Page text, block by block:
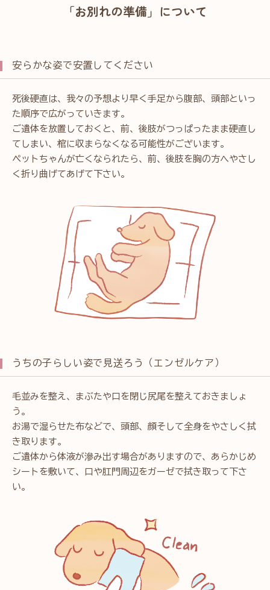
「お別れの準備」について
安らかな姿で安置してください
死後硬直は、我々の予想より早く手足から腹部、頭部といっ
た順序で広がっていきます。
ご遺体を放置しておくと、前、後肢がつっぱったまま硬直し
てしまい、棺に収まらなくなる可能性がございます。
ペットちゃんが亡くなられたら、前、後肢を胸の方へやさし
く折り曲げてあげて下さい。
うちの子らしい姿で見送ろう（エンゼルケア）
毛並みを整え、まぶたや口を閉じ尻尾を整えておきましょ
う。
お湯で湿らせた布などで、頭部、顔そして全身をやさしく拭
き取ります。
ご遺体から体液が滲み出す場合がありますので、あらかじめ
シートを敷いて、口や肛門周辺をガーゼで拭き取って下さ
い。